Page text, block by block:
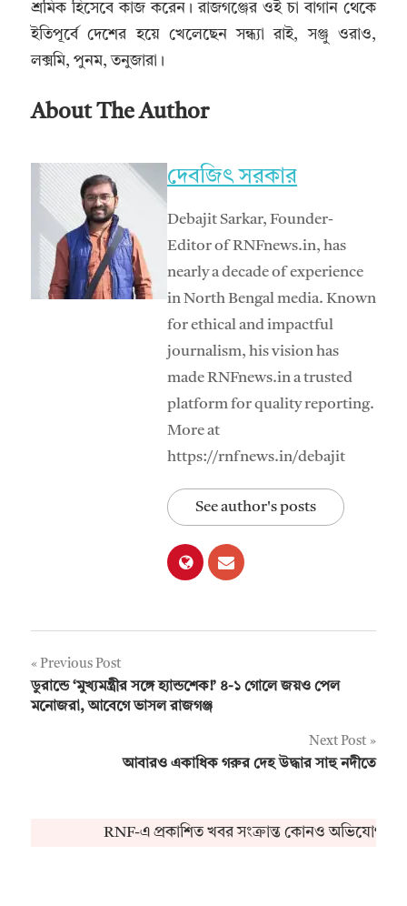
শ্রমিক হিসেবে কাজ করেন। রাজগঞ্জের ওই চা বাগান থেকে
ইতিপূর্বে দেশের হয়ে খেলেছেন সন্ধ্যা রাই, সঞ্জু ওরাও,
লক্সমি, পুনম, তনুজারা।
About The Author
দেবজিৎ সরকার
Debajit Sarkar, Founder-
Editor of RNFnews.in, has
nearly a decade of experience
in North Bengal media. Known
for ethical and impactful
journalism, his vision has
made RNFnews.in a trusted
platform for quality reporting.
More at
https://rnfnews.in/debajit
See author's posts
Post
navigation
Previous Post
ডুরান্ডে ‘মুখ্যমন্ত্রীর সঙ্গে হ্যান্ডশেক!’ ৪-১ গোলে জয়ও পেল
মনোজরা, আবেগে ভাসল রাজগঞ্জ
Next Post
আবারও একাধিক গরুর দেহ উদ্ধার সাহু নদীতে
RNF-এ প্রকাশিত খবর সংক্রান্ত কোনও অভিযোগ বা